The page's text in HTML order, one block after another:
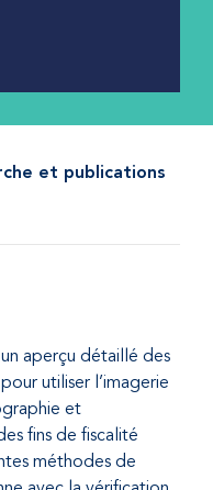
et publications
aperçu détaillé des
utiliser l’imagerie
et
fins de fiscalité
méthodes de